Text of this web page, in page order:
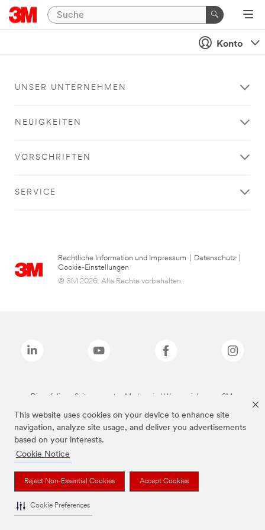
This website uses cookies on your device to enhance site
navigation, analyze site usage, and deliver you advertisements
based on your interests.
Cookie Notice
Reject Non-Essential Cookies Accept Cookies
Cookie Preferences
Konto
UNSER UNTERNEHMEN
NEUIGKEITEN
VORSCHRIFTEN
SERVICE
Rechtliche Information und Impressum Datenschutz
Cookie-Einstellungen
© 3M 2026. Alle Rechte vorbehalten..
Die auf dieser Seite genannten Marken sind Warenzeichen von 3M.